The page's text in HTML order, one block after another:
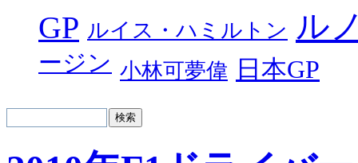
GP ルイス・ハミルトン ル
ージン 小林可夢偉 日本GP